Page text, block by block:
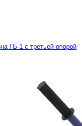
ГБ-1 с третьей опорой